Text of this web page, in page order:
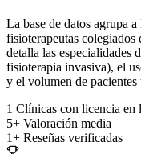
La base de datos agrupa
fisioterapeutas
detalla las especialidades
fisioterapia invasiva), el
y el volumen de pacientes
1 Clínicas con licencia en
5+ Valoración media
1+ Reseñas verificadas